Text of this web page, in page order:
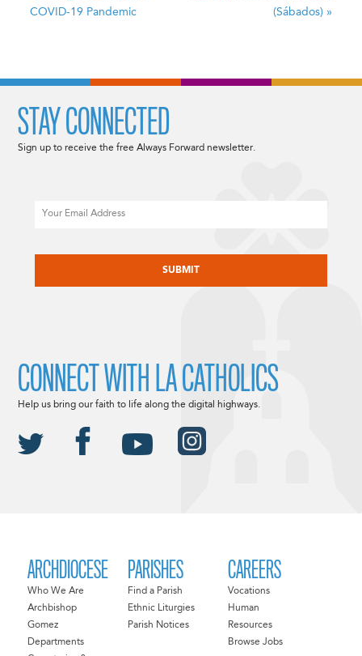
COVID-19 Pandemic
(Sábados) »
ARCHDIOCESE
Who We Are
Archbishop
Gomez
Departments
PARISHES
Find a Parish
Ethnic Liturgies
Parish Notices
CAREERS
Vocations
Human
Resources
Browse Jobs
STAY CONNECTED
Sign up to receive the free Always Forward newsletter.
CONNECT WITH LA CATHOLICS
Help us bring our faith to life along the digital highways.